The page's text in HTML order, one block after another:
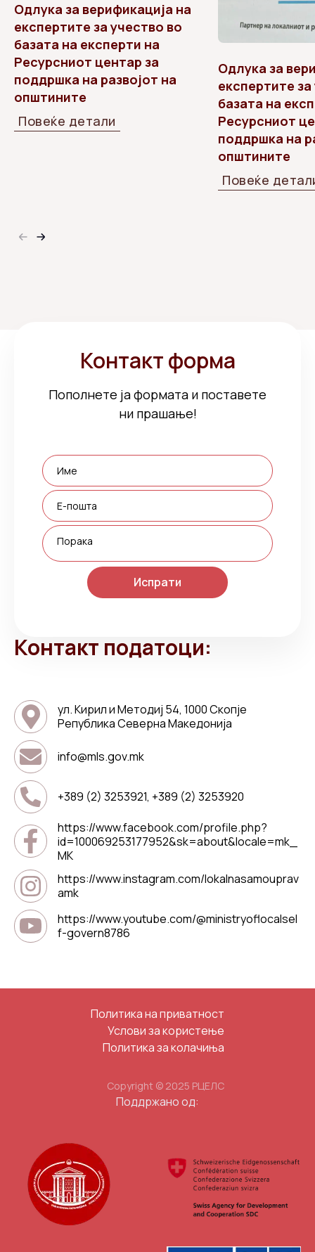
Одлука за верификација на
експертите за учество во
базата на експерти на
Ресурсниот центар за
поддршка на развојот на
општините
Повеќе детали
Одлука за
експертите
базата на
Ресурсниот
поддршка на
општините
Повеќе
Контакт форма
Пополнете ја формата и поставете
ни прашање!
Контакт податоци:
ул. Кирил и Методиј 54, 1000 Скопје
Република Северна Македонија
info@mls.gov.mk
+389 (2) 3253921, +389 (2) 3253920
https://www.facebook.com/profile.php?
id=100069253177952&sk=about&locale=mk_
MK
https://www.instagram.com/lokalnasamouprav
amk
https://www.youtube.com/@ministryoflocalsel
f-govern8786
Поддржано од:
Политика на приватност
Услови за користење
Политика за колачиња
Copyright © 2025 РЦЕЛС